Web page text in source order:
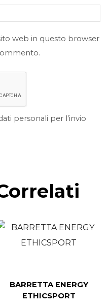
web in questo browser
personali per l’invio
BARRETTA ENERGY
ETHICSPORT